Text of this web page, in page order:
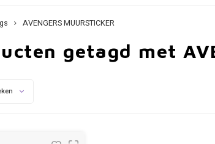
AVENGERS MUURSTICKER
getagd met